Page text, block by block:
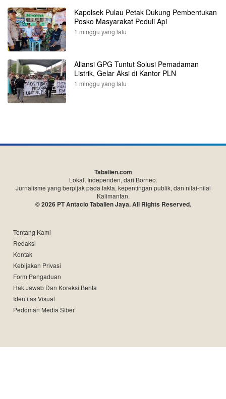
Kapolsek Pulau Petak Dukung Pembentukan
Posko Masyarakat Peduli Api
1 minggu yang lalu
Aliansi GPG Tuntut Solusi Pemadaman
Listrik, Gelar Aksi di Kantor PLN
1 minggu yang lalu
Tabalien.com
Lokal, Independen, dari Borneo.
Jurnalisme yang berpijak pada fakta, kepentingan publik, dan nilai-nilai
Kalimantan.
© 2026 PT Antacio Tabalien Jaya. All Rights Reserved.
Tentang Kami
Redaksi
Kontak
Kebijakan Privasi
Form Pengaduan
Hak Jawab Dan Koreksi Berita
Identitas Visual
Pedoman Media Siber